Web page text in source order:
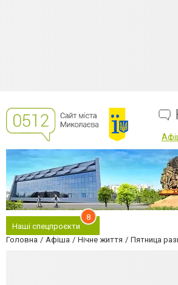
Наші спецпроєкти
8
Головна Афіша Нічне життя Пятница